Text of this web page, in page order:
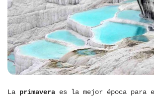
La primavera es la mejor época para